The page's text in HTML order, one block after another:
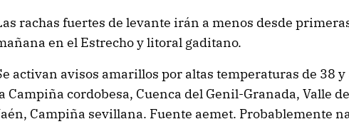
rachas fuertes de levante irán a menos desde
en el Estrecho y litoral gaditano.
activan avisos amarillos por altas temperaturas de 38 y
Campiña cordobesa, Cuenca del Genil-Granada, Valle
, Campiña sevillana. Fuente aemet. Probablemente